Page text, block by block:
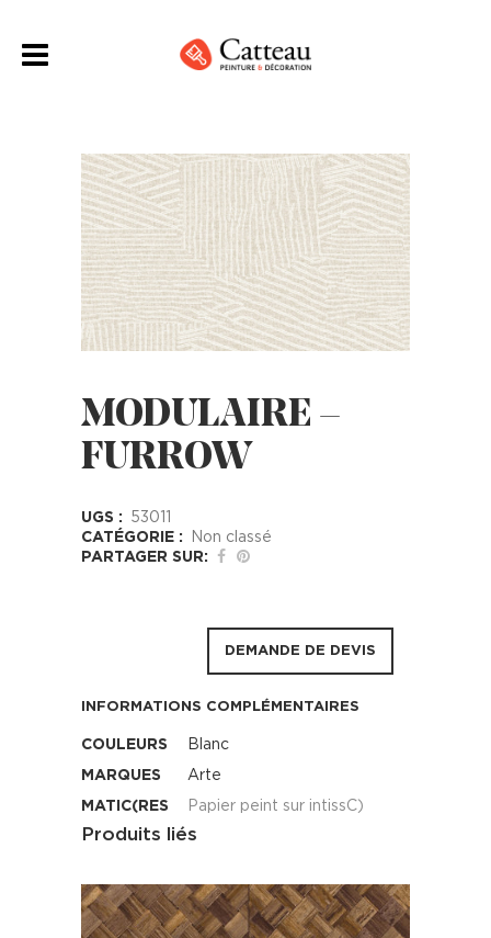
MODULAIRE –
FURROW
UGS :
53011
CATÉGORIE :
Non classé
PARTAGER SUR:
DEMANDE DE DEVIS
INFORMATIONS COMPLÉMENTAIRES
COULEURS
Blanc
MARQUES
Arte
MATIC(RES
Papier peint sur intissC)
Produits liés